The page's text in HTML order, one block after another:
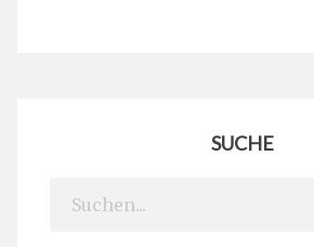
SUCHE
Search